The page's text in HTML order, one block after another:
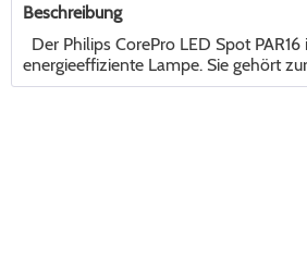
Beschreibung
Der Philips CorePro LED Spot PAR16
energieeffiziente Lampe. Sie gehört